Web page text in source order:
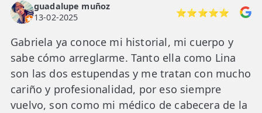
guadalupe muñoz
13-02-2025
⭐⭐⭐⭐⭐
Gabriela ya conoce mi historial, mi cuerpo y
sabe cómo arreglarme. Tanto ella como Lina
son las dos estupendas y me tratan con mucho
cariño y profesionalidad, por eso siempre
vuelvo, son como mi médico de cabecera de la